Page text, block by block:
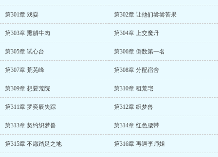
第301章 戏耍 第302章 让他们尝尝苦果
第303章 熏腊牛肉 第304章 上交魔丹
第305章 试心台 第306章 倒数第一名
第307章 荒芜峰 第308章 分配宿舍
第309章 想要荒院 第310章 租荒宅
第311章 罗奕辰失踪 第312章 织梦兽
第313章 契约织梦兽 第314章 红色腰带
第315章 不愿踏足之地 第316章 再遇李师姐